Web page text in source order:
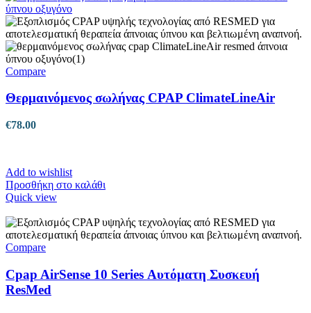
Compare
Θερμαινόμενος σωλήνας CPAP ClimateLineAir
€78.00
Add to wishlist
Προσθήκη στο καλάθι
Quick view
Compare
Cpap AirSense 10 Series Αυτόματη Συσκευή
ResMed